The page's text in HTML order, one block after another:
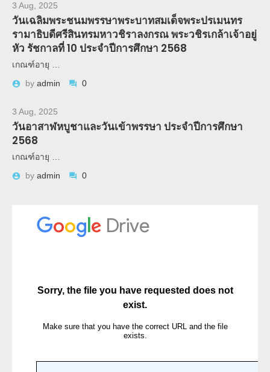
3 Aug, 2025
วันเฉลิมพระชนมพรรษาพระบาทสมเด็จพระปรเมนทร
รามาธิบดีศรีสินทรมหาวชิราลงกรณ พระวชิรเกล้าเจ้าอยู่
หัว รัชกาลที่ 10 ประจำปีการศึกษา 2568
เกณฑ์อายุ …
by admin 0
3 Aug, 2025
วันอาสาฬหบูชาและวันเข้าพรรษา ประจำปีการศึกษา
2568
เกณฑ์อายุ …
by admin 0